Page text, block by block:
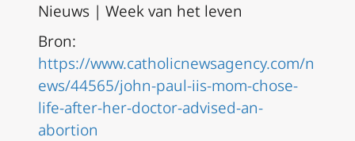
Nieuws | Week van het leven
Bron:
https://www.catholicnewsagency.com/n
ews/44565/john-paul-iis-mom-chose-
life-after-her-doctor-advised-an-
abortion